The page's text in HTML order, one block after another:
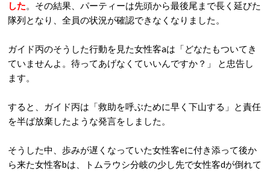
した。その結果、パーティーは先頭から最後尾まで長く延びた
隊列となり、全員の状況が確認できなくなりました。
ガイド丙のそうした行動を見た女性客aは「どなたもついてき
ていませんよ。待ってあげなくていいんですか？」 と忠告し
ます。
すると、ガイド丙は「救助を呼ぶために早く下山する」と責任
を半ば放棄したような発言をしました。
そうした中、歩みが遅くなっていた女性客eに付き添って後か
ら来た女性客bは、トムラウシ分岐の少し先で女性客dが倒れて